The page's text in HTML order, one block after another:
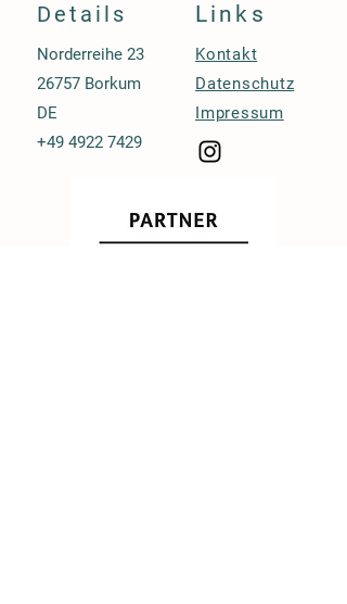
Details
Norderreihe 23
26757 Borkum
DE
+49 4922 7429
Links
Kontakt
Datenschutz
Impressum